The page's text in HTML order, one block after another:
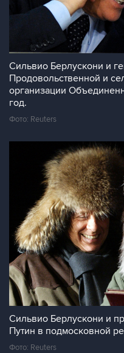
Сильвио Берлускони и
Продовольственной и
организации
год.
Фото: Reuters
Сильвио Берлускони и
Путин в подмосковной
Фото: Reuters